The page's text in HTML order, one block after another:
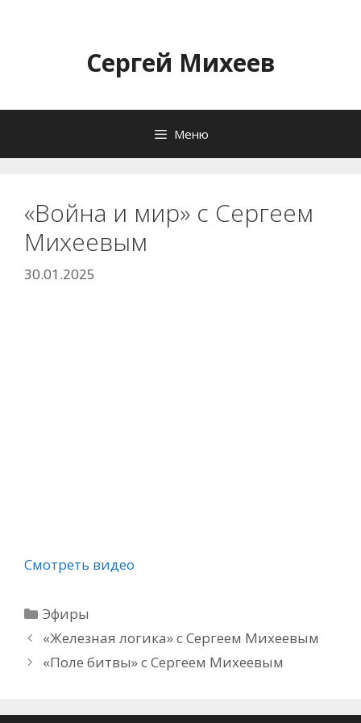
содержимомуСергей Михеев
Меню
«Война и мир» с Сергеем
Михеевым
30.01.2025
Смотреть видео
Рубрики
Эфиры
«Железная логика» с Сергеем Михеевым
«Поле битвы» с Сергеем Михеевым